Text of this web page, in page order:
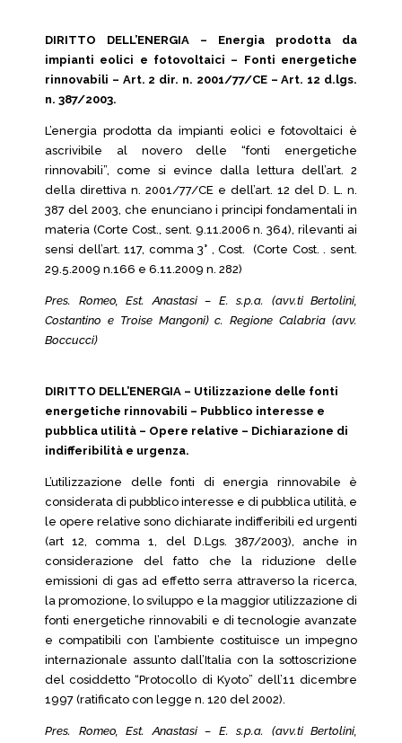
DIRITTO DELL’ENERGIA – Energia prodotta da
impianti eolici e fotovoltaici – Fonti energetiche
rinnovabili – Art. 2 dir. n. 2001/77/CE – Art. 12 d.lgs.
n. 387/2003.
L’energia prodotta da impianti eolici e fotovoltaici è
ascrivibile al novero delle “fonti energetiche
rinnovabili”, come si evince dalla lettura dell’art. 2
della direttiva n. 2001/77/CE e dell’art. 12 del D. L. n.
387 del 2003, che enunciano i princìpi fondamentali in
materia (Corte Cost., sent. 9.11.2006 n. 364), rilevanti ai
sensi dell’art. 117, comma 3° , Cost. (Corte Cost. . sent.
29.5.2009 n.166 e 6.11.2009 n. 282)
Pres. Romeo, Est. Anastasi – E. s.p.a. (avv.ti Bertolini,
Costantino e Troise Mangoni) c. Regione Calabria (avv.
Boccucci)
DIRITTO DELL’ENERGIA – Utilizzazione delle fonti
energetiche rinnovabili – Pubblico interesse e
pubblica utilità – Opere relative – Dichiarazione di
indifferibilità e urgenza.
L’utilizzazione delle fonti di energia rinnovabile è
considerata di pubblico interesse e di pubblica utilità, e
le opere relative sono dichiarate indifferibili ed urgenti
(art 12, comma 1, del D.Lgs. 387/2003), anche in
considerazione del fatto che la riduzione delle
emissioni di gas ad effetto serra attraverso la ricerca,
la promozione, lo sviluppo e la maggior utilizzazione di
fonti energetiche rinnovabili e di tecnologie avanzate
e compatibili con l’ambiente costituisce un impegno
internazionale assunto dall’Italia con la sottoscrizione
del cosiddetto “Protocollo di Kyoto” dell’11 dicembre
1997 (ratificato con legge n. 120 del 2002).
Pres. Romeo, Est. Anastasi – E. s.p.a. (avv.ti Bertolini,